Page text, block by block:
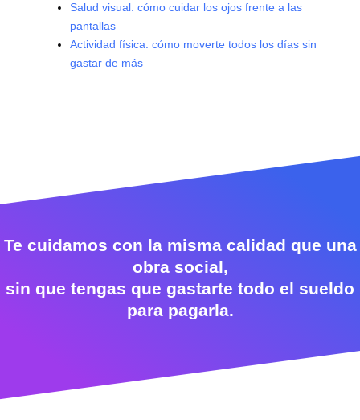
Salud visual: cómo cuidar los ojos frente a las
pantallas
Actividad física: cómo moverte todos los días sin
gastar de más
Te cuidamos con la misma calidad que una
obra social,
sin que tengas que gastarte todo el sueldo
para pagarla.